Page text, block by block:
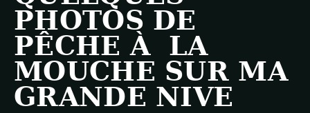
PHOTOS DE
PÊCHE À LA
MOUCHE SUR MA
GRANDE NIVE